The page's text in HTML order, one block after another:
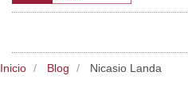
Inicio Blog Nicasio Landa